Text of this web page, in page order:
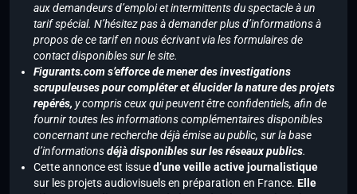
aux demandeurs d’emploi et intermittents du spectacle à un
tarif spécial. N’hésitez pas à demander plus d’informations à
propos de ce tarif en nous écrivant via les formulaires de
contact disponibles sur le site.
Figurants.com s’efforce de mener des investigations
scrupuleuses pour compléter et élucider la nature des projets
repérés, y compris ceux qui peuvent être confidentiels, afin de
fournir toutes les informations complémentaires disponibles
concernant une recherche déjà émise au public, sur la base
d’informationsdéjà disponibles sur les réseaux publics.
Cette annonce est issued’une veille active journalistique
sur les projets audiovisuels en préparation en France. Elle